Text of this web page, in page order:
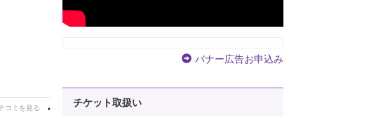
バナー広告お申込み
チケット取扱い